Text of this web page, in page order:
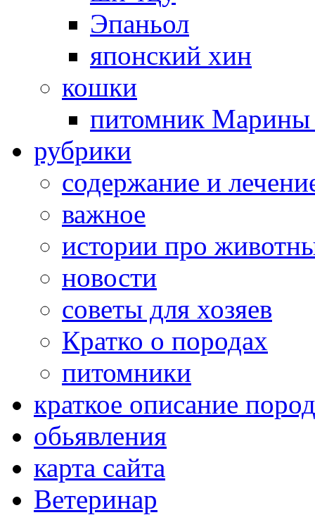
Эпаньол
японский хин
кошки
питомник Марины
рубрики
cодержание и
важное
истории про
новости
советы для хозяев
Кратко о породах
питомники
краткое описание пород
обьявления
карта сайта
Ветеринар